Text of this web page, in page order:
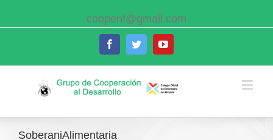
coopenf@gmail.com
FacebookTwitterYoutube
SoberaniAlimentaria